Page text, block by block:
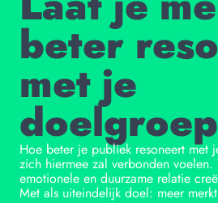
beter
met je
doelgroep
Hoe beter je publiek resoneert met
zich hiermee zal verbonden
emotionele en duurzame relatie
Met als uiteindelijk doel: meer